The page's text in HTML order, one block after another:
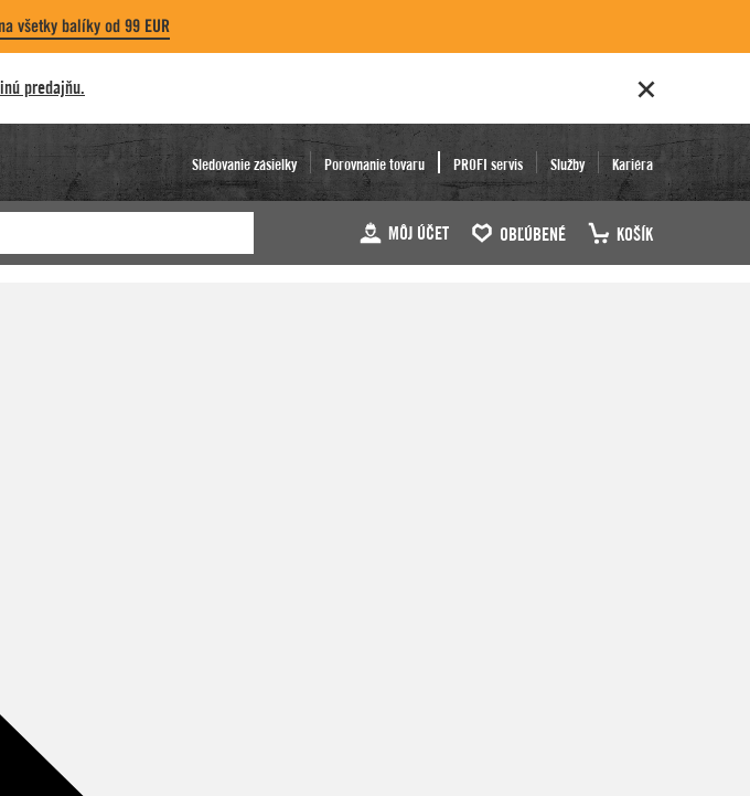
všetky balíky od 99 EUR
predajňu.
Sledovanie zásielky Porovnanie tovaru PROFI servis Služby Kariéra
MÔJ ÚČET OBĽÚBENÉ KOŠÍK